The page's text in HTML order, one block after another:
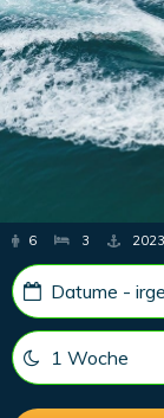
6 3 2023